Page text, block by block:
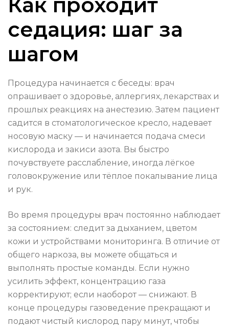
седация: шаг за
шагом
Процедура начинается с беседы: врач
опрашивает о здоровье, аллергиях, лекарствах и
прошлых реакциях на анестезию. Затем пациент
садится в стоматологическое кресло, надевает
носовую маску — и начинается подача смеси
кислорода и закиси азота. Вы быстро
почувствуете расслабление, иногда лёгкое
головокружение или тёплое покалывание лица
и рук.
Во время процедуры врач постоянно наблюдает
за состоянием: следит за дыханием, цветом
кожи и устройствами мониторинга. В отличие от
общего наркоза, вы можете общаться и
выполнять простые команды. Если нужно
усилить эффект, концентрацию газа
корректируют; если наоборот — снижают. В
конце процедуры газоведение прекращают и
подают чистый кислород пару минут, чтобы